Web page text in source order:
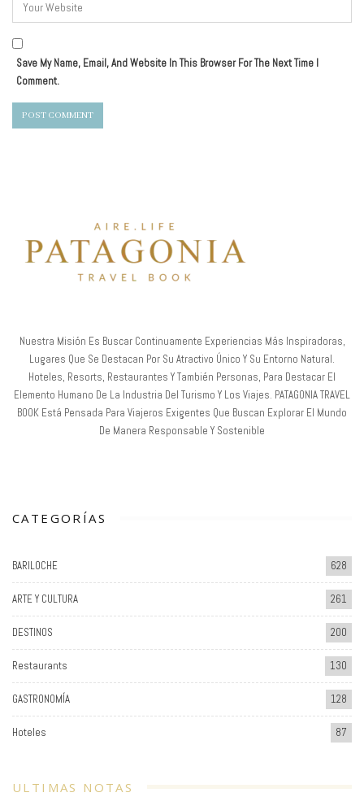
Save My Name, Email, And Website In This Browser For The Next Time I
Comment.
Nuestra Misión Es Buscar Continuamente Experiencias Más Inspiradoras,
Lugares Que Se Destacan Por Su Atractivo Único Y Su Entorno Natural.
Hoteles, Resorts, Restaurantes Y También Personas, Para Destacar El
Elemento Humano De La Industria Del Turismo Y Los Viajes. PATAGONIA TRAVEL
BOOK Está Pensada Para Viajeros Exigentes Que Buscan Explorar El Mundo
De Manera Responsable Y Sostenible
CATEGORÍAS
BARILOCHE 628
ARTE Y CULTURA 261
DESTINOS 200
Restaurants 130
GASTRONOMÍA 128
Hoteles 87
ULTIMAS NOTAS